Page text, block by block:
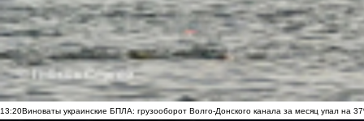
13:20Виноваты украинские БПЛА: грузооборот Волго-Донского канала за месяц упал на